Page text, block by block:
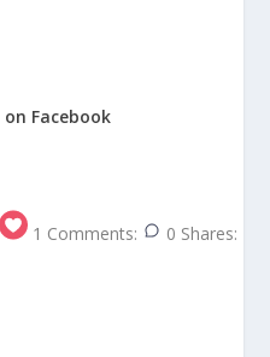
Facebook
1 Comments: 0 Shares: